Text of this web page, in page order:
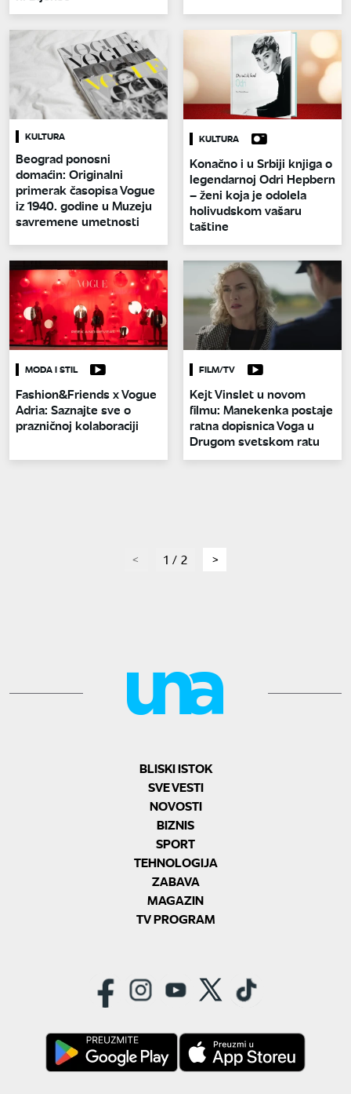
KULTURA
Beograd ponosni
domaćin: Originalni
primerak časopisa Vogue
iz 1940. godine u Muzeju
savremene umetnosti
KULTURA
Konačno i u Srbiji knjiga o
legendarnoj Odri Hepbern
– ženi koja je odolela
holivudskom vašaru
taštine
MODA I STIL
Fashion&Friends x Vogue
Adria: Saznajte sve o
prazničnoj kolaboraciji
FILM/TV
Kejt Vinslet u novom
filmu: Manekenka postaje
ratna dopisnica Voga u
Drugom svetskom ratu
page1 / 2 page
BLISKI ISTOK
SVE VESTI
NOVOSTI
BIZNIS
SPORT
TEHNOLOGIJA
ZABAVA
MAGAZIN
TV PROGRAM